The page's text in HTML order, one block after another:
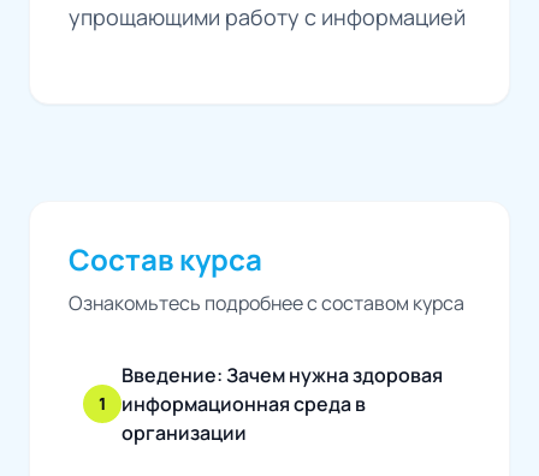
упрощающими работу с информацией
Состав курса
Ознакомьтесь подробнее с составом курса
1
Введение: Зачем нужна здоровая
информационная среда в
организации